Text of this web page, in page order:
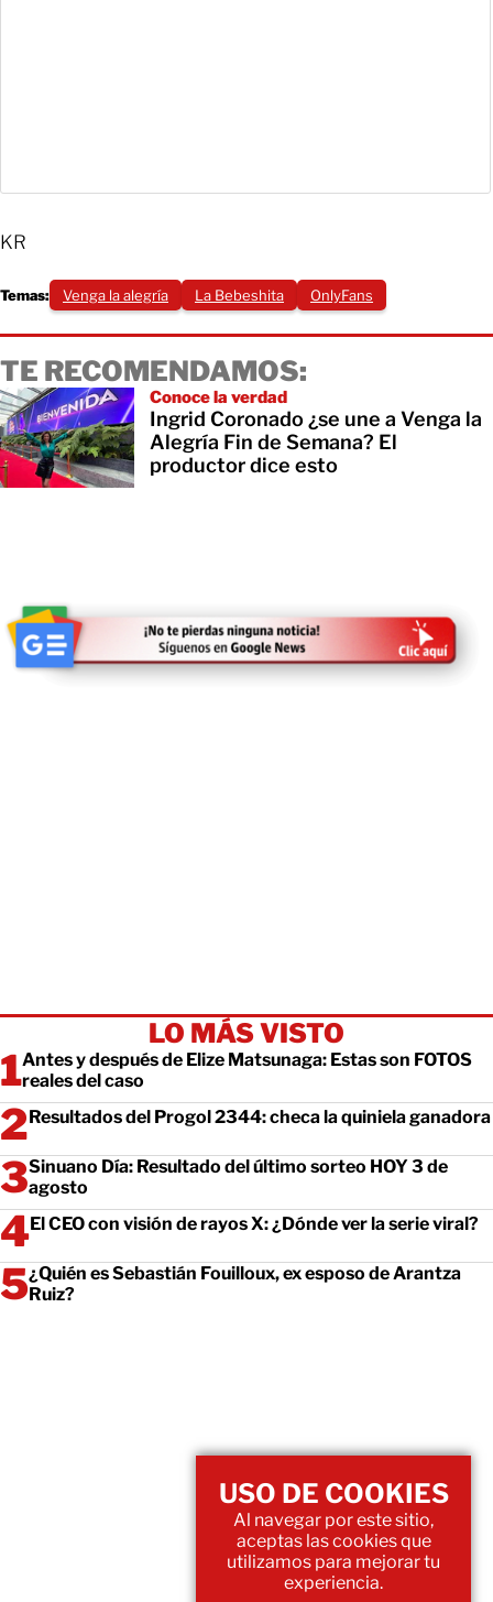
KR
Temas: Venga la alegría La Bebeshita OnlyFans
TE RECOMENDAMOS:
Conoce la verdad
Ingrid Coronado ¿se une a Venga la
Alegría Fin de Semana? El
productor dice esto
LO MÁS VISTO
Antes y después de Elize Matsunaga: Estas son FOTOS
reales del caso
Resultados del Progol 2344: checa la quiniela ganadora
Sinuano Día: Resultado del último sorteo HOY 3 de
agosto
El CEO con visión de rayos X: ¿Dónde ver la serie viral?
¿Quién es Sebastián Fouilloux, ex esposo de Arantza
Ruiz?
USO DE COOKIES
Al navegar por este sitio,
aceptas las cookies que
utilizamos para mejorar tu
experiencia.